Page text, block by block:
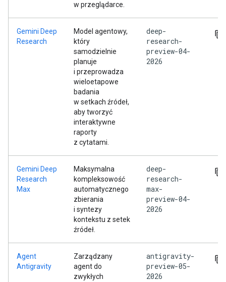
w przeglądarce.
Gemini Deep
Research
Model agentowy,
który
samodzielnie
planuje
i przeprowadza
wieloetapowe
badania
w setkach źródeł,
aby tworzyć
interaktywne
raporty
z cytatami.
deep-
research-
preview-04-
2026
Gemini Deep
Research
Max
Maksymalna
kompleksowość
automatycznego
zbierania
i syntezy
kontekstu z setek
źródeł.
deep-
research-
max-
preview-04-
2026
Agent
Antigravity
Zarządzany
agent do
zwykłych
antigravity-
preview-05-
2026